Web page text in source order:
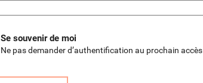
Se souvenir de moi
Ne pas demander d’authentification au prochain accès